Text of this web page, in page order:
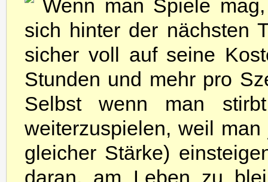
Wenn man Spiele
sich hinter der nächsten
sicher voll auf seine
Stunden und mehr pro
Selbst wenn man
weiterzuspielen, weil
gleicher Stärke)
daran, am Leben zu